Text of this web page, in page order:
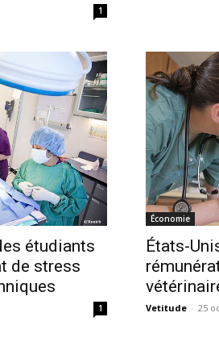
1
étudiants
de stress
1
Économie
États-
Vetitude - 25